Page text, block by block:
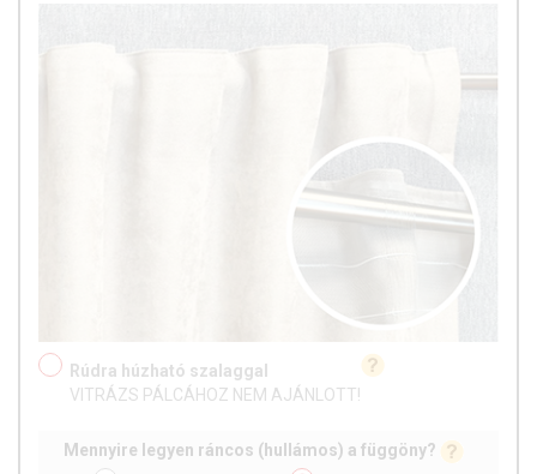
Rúdra húzható szalaggal
VITRÁZS PÁLCÁHOZ NEM AJÁNLOTT!
Mennyire legyen ráncos (hullámos) a függöny?